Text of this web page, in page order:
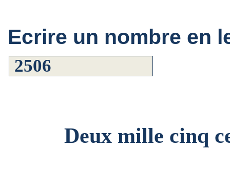
Ecrire un nombre en
Deux mille cinq